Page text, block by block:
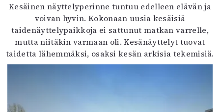
Kesäinen näyttelyperinne tuntuu edelleen elävän ja
voivan hyvin. Kokonaan uusia kesäisiä
taidenäyttelypaikkoja ei sattunut matkan varrelle,
mutta niitäkin varmaan oli. Kesänäyttelyt tuovat
taidetta lähemmäksi, osaksi kesän arkisia tekemisiä.